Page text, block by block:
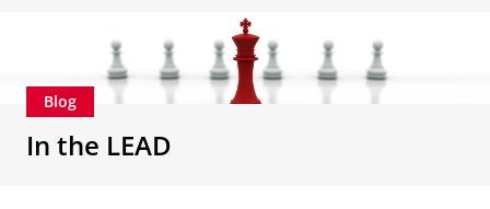
Blog
In the LEAD